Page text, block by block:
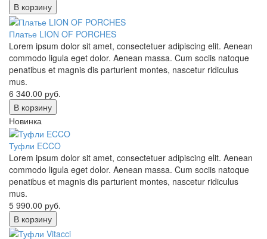
В корзину
Платье LION OF PORCHES
Lorem ipsum dolor sit amet, consectetuer adipiscing elit. Aenean
commodo ligula eget dolor. Aenean massa. Cum sociis natoque
penatibus et magnis dis parturient montes, nascetur ridiculus
mus.
6 340.00 руб.
В корзину
Новинка
Туфли ECCO
Lorem ipsum dolor sit amet, consectetuer adipiscing elit. Aenean
commodo ligula eget dolor. Aenean massa. Cum sociis natoque
penatibus et magnis dis parturient montes, nascetur ridiculus
mus.
5 990.00 руб.
В корзину